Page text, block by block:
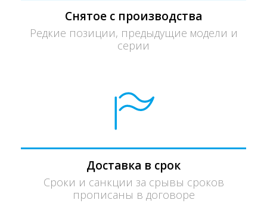
Снятое с производства
Редкие позиции, предыдущие модели и
серии
Доставка в срок
Сроки и санкции за срывы сроков
прописаны в договоре